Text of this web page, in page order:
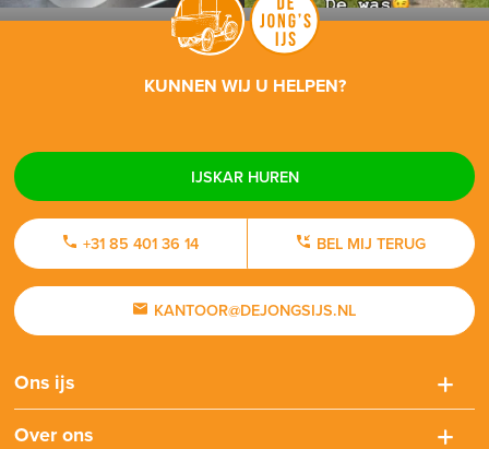
KUNNEN WIJ U HELPEN?
IJSKAR HUREN
+31 85 401 36 14 BEL MIJ TERUG
KANTOOR@DEJONGSIJS.NL
Ons ijs
Over ons